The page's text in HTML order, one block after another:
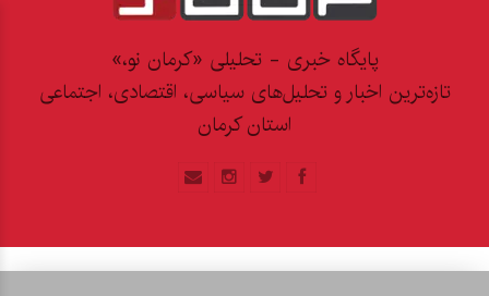
پایگاه خبری - تحلیلی «کرمان نو،»
تازه‌ترین اخبار و تحلیل‌های سیاسی، اقتصادی، اجتماعی
استان کرمان